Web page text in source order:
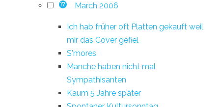
17 March 2006
Ich hab früher oft Platten gekauft weil
mir das Cover gefiel
S'mores
Manche haben nicht mal
Sympathisanten
Kaum 5 Jahre später